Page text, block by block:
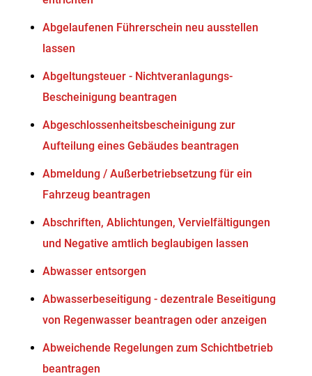
Abgelaufenen Führerschein neu ausstellen
lassen
Abgeltungsteuer - Nichtveranlagungs-
Bescheinigung beantragen
Abgeschlossenheitsbescheinigung zur
Aufteilung eines Gebäudes beantragen
Abmeldung / Außerbetriebsetzung für ein
Fahrzeug beantragen
Abschriften, Ablichtungen, Vervielfältigungen
und Negative amtlich beglaubigen lassen
Abwasser entsorgen
Abwasserbeseitigung - dezentrale Beseitigung
von Regenwasser beantragen oder anzeigen
Abweichende Regelungen zum Schichtbetrieb
beantragen